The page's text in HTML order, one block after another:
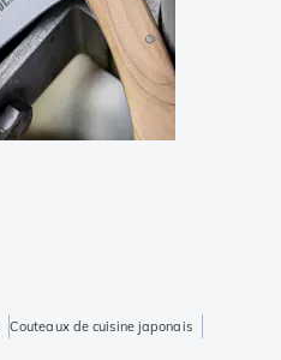
Couteaux de cuisine japonais